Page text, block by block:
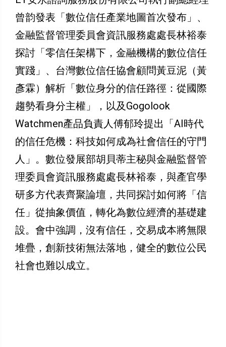
曾韵發表「數位信任產業地圖首次發布」、
金融監督管理委員會資訊服務處處長林裕泰
探討「零信任架構下，金融機構的數位信任
實踐」、台灣數位信任協會顧問黃豆泥（黃
彥霖）解析「數位身分的信任路徑：從國際
趨勢看身分主權」，以及Gogolook
Watchmen產品負責人傅郁玲提出「AI時代
的信任危機：科技如何成為社會信任的守門
人」。數位發展部胡貝蒂主秘與金融監督管
理委員會資訊服務處處長林裕泰，與產官學
研多方代表齊聚論壇，共同探討如何將「信
任」從抽象價值，轉化為數位經濟的基礎建
設。會中強調，沒有信任，交易成本將無限
堆疊，創新技術無法落地，健全的數位公民
社會也難以成立。